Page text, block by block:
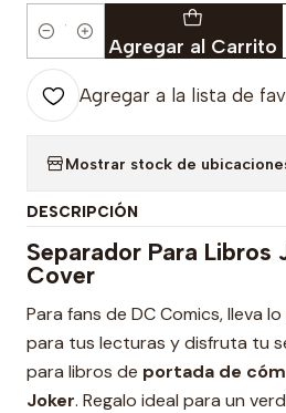
Cantidad Agregar al Carrito
Agregar a la lista de
Mostrar stock de
DESCRIPCIÓN
Separador Para Libros
Cover
Para fans de DC Comics, lleva
para tus lecturas y disfruta tu
para libros de portada de
Joker. Regalo ideal para un